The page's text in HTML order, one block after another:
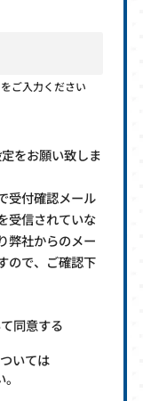
ご入力ください
をお願い致しま
受付確認メール
受信されていな
弊社からのメー
ので、ご確認下
同意する
いては